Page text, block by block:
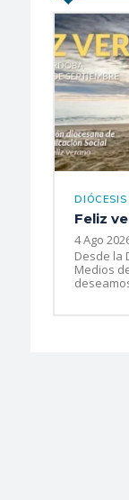
Feliz
4 Ago
Desde la
Medios